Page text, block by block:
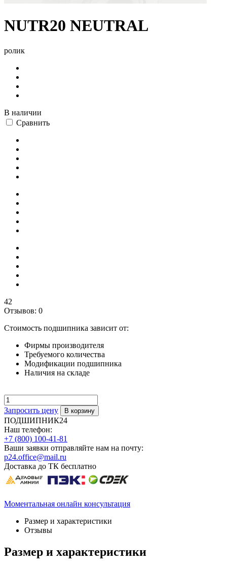
NUTR20 NEUTRAL
ролик
В наличии
Сравнить
42
Отзывов: 0
Стоимость подшипника зависит от:
Фирмы производителя
Требуемого количества
Модификации подшипника
Наличия на складе
Запросить цену
ПОДШИПНИК24
Наш телефон:
+7 (800) 100-41-81
Ваши заявки отправляйте нам на почту:
p24.office@mail.ru
Доставка до ТК бесплатно
Моментальная онлайн консультация
Размер и характеристики
Отзывы
Размер и характеристики